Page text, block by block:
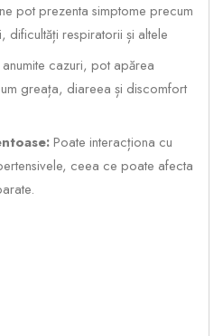
pot prezenta simptome precum
dificultăți respiratorii și altele
anumite cazuri, pot apărea
greața, diareea și discomfort
Poate interacționa cu
ceea ce poate afecta